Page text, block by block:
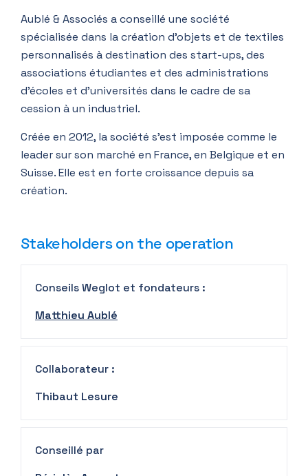
Aublé & Associés a conseillé une société
spécialisée dans la création d’objets et de textiles
personnalisés à destination des start-ups, des
associations étudiantes et des administrations
d’écoles et d’universités dans le cadre de sa
cession à un industriel.
Créée en 2012, la société s’est imposée comme le
leader sur son marché en France, en Belgique et en
Suisse. Elle est en forte croissance depuis sa
création.
Stakeholders on the operation
Conseils Weglot et fondateurs :
Matthieu Aublé
Collaborateur :
Thibaut Lesure
Conseillé par